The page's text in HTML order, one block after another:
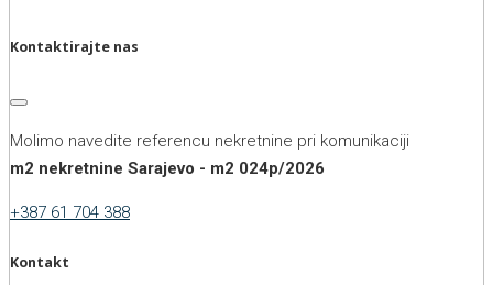
Kontaktirajte nas
Molimo navedite referencu nekretnine pri komunikaciji
m2 nekretnine Sarajevo - m2 024p/2026
+387 61 704 388
Kontakt